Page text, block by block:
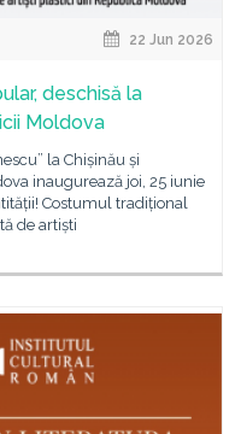
22 Jun 2026
deschisă la
Moldova
la Chișinău și
inaugurează joi, 25 iunie
Costumul tradițional
de artiști